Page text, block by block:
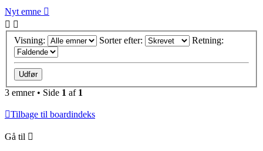
Nyt emne
Visning: Sorter efter: Retning:
3 emner • Side 1 af 1
Tilbage til boardindeks
Gå til